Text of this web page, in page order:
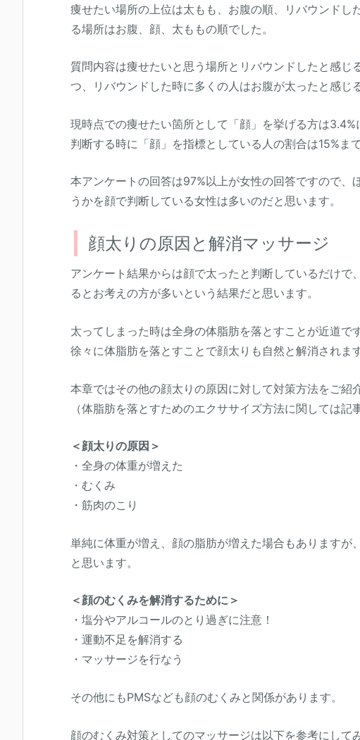
痩せたい場所の上位は太もも、お腹の順、リバウンドし
る場所はお腹、顔、太ももの順でした。
質問内容は痩せたいと思う場所とリバウンドしたと感じ
つ、リバウンドした時に多くの人はお腹が太ったと感じ
現時点での痩せたい箇所として「顔」を挙げる方は
判断する時に「顔」を指標としている人の割合は15%ま
本アンケートの回答は97%以上が女性の回答ですので
うかを顔で判断している女性は多いのだと思います。
顔太りの原因と解消マッサージ
アンケート結果からは顔で太ったと判断しているだけで
るとお考えの方が多いという結果だと思います。
太ってしまった時は全身の体脂肪を落とすことが近道
徐々に体脂肪を落とすことで顔太りも自然と解消されます
本章ではその他の顔太りの原因に対して対策方法をご紹
（体脂肪を落とすためのエクササイズ方法に関しては記
＜顔太りの原因＞
・全身の体重が増えた
・むくみ
・筋肉のこり
単純に体重が増え、顔の脂肪が増えた場合もありますが
と思います。
＜顔のむくみを解消するために＞
・塩分やアルコールのとり過ぎに注意！
・運動不足を解消する
・マッサージを行なう
その他にもPMSなども顔のむくみと関係があります。
顔のむくみ対策としてのマッサージは以下を参考にして